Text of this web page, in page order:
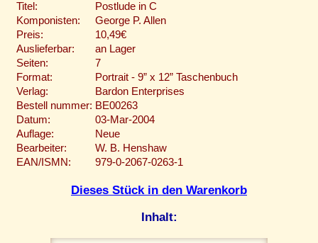
Titel:
Postlude in C
Komponisten:
George P. Allen
Preis:
10,49€
Auslieferbar:
an Lager
Seiten:
7
Format:
Portrait - 9” x 12” Taschenbuch
Verlag:
Bardon Enterprises
Bestell nummer: BE00263
Datum:
03-Mar-2004
Auflage:
Neue
Bearbeiter:
W. B. Henshaw
EAN/ISMN:
979-0-2067-0263-1
Dieses Stück in den Warenkorb
Inhalt: